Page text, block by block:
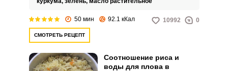
50 мин 92.1 кКал 10992 0
СМОТРЕТЬ РЕЦЕПТ
Соотношение риса и
воды для плова в